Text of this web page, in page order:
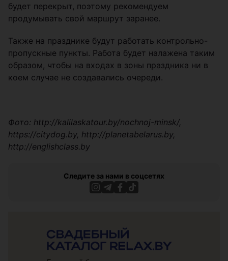
будет перекрыт, поэтому рекомендуем
продумывать свой маршрут заранее.
Также на празднике будут работать контрольно-
пропускные пункты. Работа будет налажена таким
образом, чтобы на входах в зоны праздника ни в
коем случае не создавались очереди.
Фото: http://kalilaskatour.by/nochnoj-minsk/,
https://citydog.by, http://planetabelarus.by,
http://englishclass.by
Следите за нами в соцсетях